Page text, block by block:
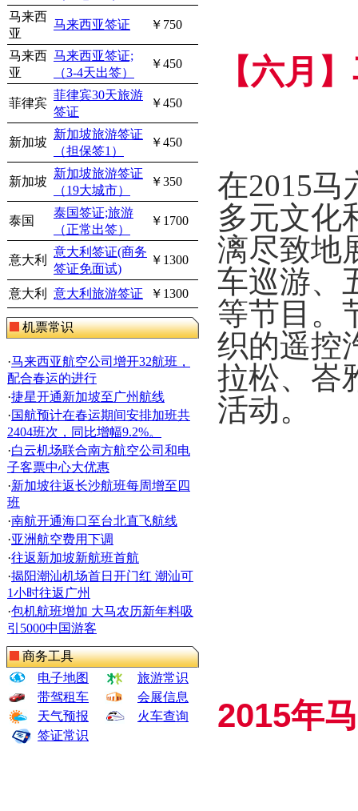
马来西
亚
马来西亚签证 ￥750
马来西
亚
马来西亚签证;
（3-4天出签）
￥450
菲律宾
菲律宾30天旅游
签证
￥450
新加坡
新加坡旅游签证
（担保签1）
￥450
新加坡
新加坡旅游签证
（19大城市）
￥350
泰国
泰国签证;旅游
（正常出签）
￥1700
意大利
意大利签证(商务
签证免面试)
￥1300
意大利 意大利旅游签证 ￥1300
机票常识
·马来西亚航空公司增开32航班，
配合春运的进行
·捷星开通新加坡至广州航线
·国航预计在春运期间安排加班共
2404班次，同比增幅9.2%。
·白云机场联合南方航空公司和电
子客票中心大优惠
·新加坡往返长沙航班每周增至四
班
·南航开通海口至台北直飞航线
·亚洲航空费用下调
·往返新加坡新航班首航
·揭阳潮汕机场首日开门红 潮汕可
1小时往返广州
·包机航班增加 大马农历新年料吸
引5000中国游客
商务工具
电子地图
旅游常识
带驾租车
会展信息
天气预报
火车查询
签证常识
【六月】
在2015马
多元文化
漓尽致地
车巡游、
等节目。
织的遥控
拉松、峇
活动。
2015年